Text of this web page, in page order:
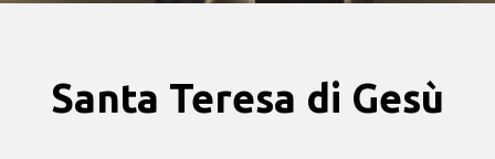
Santa Teresa di Gesù